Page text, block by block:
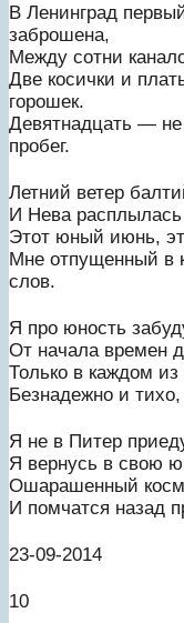
В Ленинград
заброшена,
Между сотни
Две косички и
горошек.
Девятнадцать — не
пробег.
Летний ветер
И Нева
Этот юный июнь,
Мне отпущенный в
слов.
Я про юность
От начала времен
Только в каждом
Безнадежно и
Я не в Питер
Я вернусь в свою
Ошарашенный
И помчатся назад
23-09-2014
10